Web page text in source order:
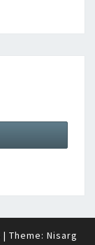
| Theme: Nisarg